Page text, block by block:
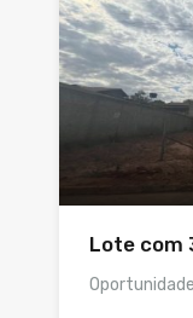
Lote com